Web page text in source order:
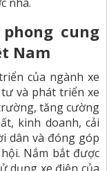
cung
Nam
của ngành xe
và phát triển xe
tăng cường
kinh doanh, cải
dân và đóng góp
Nắm bắt được